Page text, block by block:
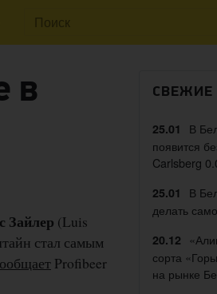
Поиск:
в
Зайлер (Luis
стал самым
Profibeer
СВЕЖИЕ
25.01
В
появится
Carlsberg
25.01
В
делать
20.12
сорта
на рынке